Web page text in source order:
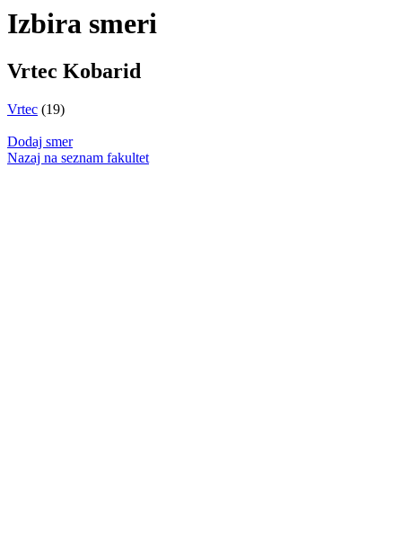
Izbira smeri
Vrtec Kobarid
Vrtec (19)
Dodaj smer
Nazaj na seznam fakultet